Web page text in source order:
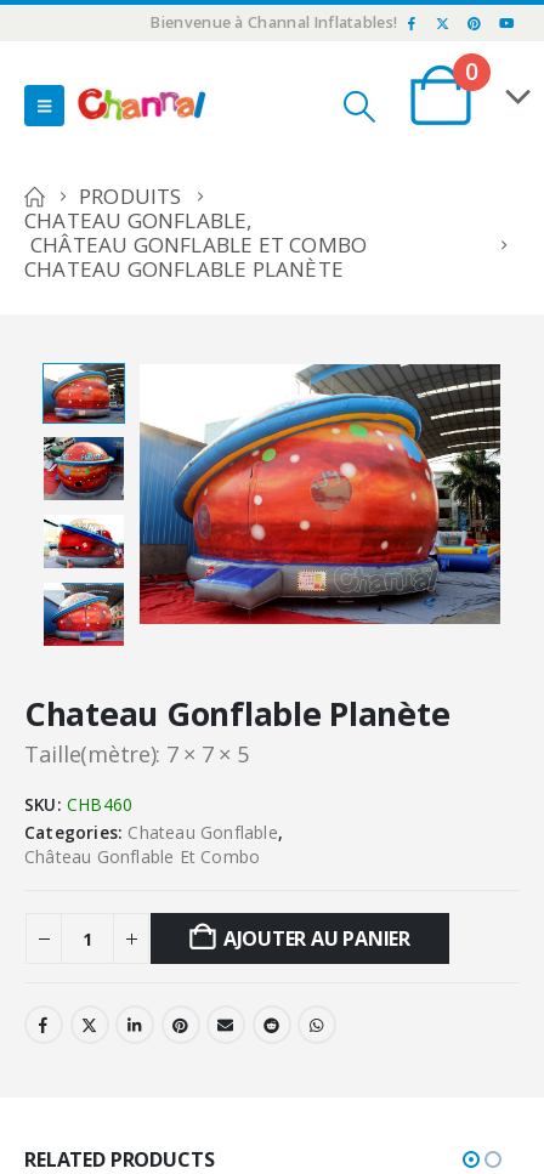
Bienvenue à Channal Inflatables!
0
PRODUITS
CHATEAU GONFLABLE,
CHÂTEAU GONFLABLE ET COMBO
CHATEAU GONFLABLE PLANÈTE
Chateau Gonflable Planète
Taille(mètre): 7 × 7 × 5
SKU: CHB460
Categories: Chateau Gonflable,
Château Gonflable Et Combo
AJOUTER AU PANIER
RELATED PRODUCTS